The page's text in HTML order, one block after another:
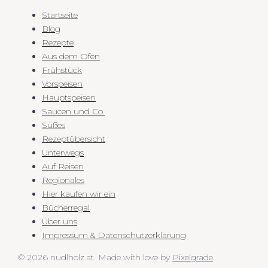
Startseite
Blog
Rezepte
Aus dem Ofen
Frühstück
Vorspeisen
Hauptspeisen
Saucen und Co.
Süßes
Rezeptübersicht
Unterwegs
Auf Reisen
Regionales
Hier kaufen wir ein
Bücherregal
Über uns
Impressum & Datenschutzerklärung
© 2026 nudlholz.at. Made with love by Pixelgrade.